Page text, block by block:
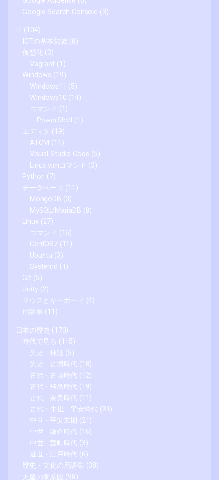
Google Search Console (3)
IT (104)
ICTの基本知識 (8)
仮想化 (3)
Vagrant (1)
Windows (19)
Windows11 (5)
Windows10 (14)
コマンド (1)
PowerShell
(1)
エディタ (19)
ATOM (11)
Visual Studio Code (5)
Linux vimコマンド (3)
Python (7)
データベース (11)
MongoDB (3)
MySQL/MariaDB (8)
Linux (27)
コマンド (16)
CentOS7(11)
Ubuntu (3)
Systemd (1)
Git (5)
Unity (2)
マウスとキーボード (4)
用語集 (11)
日本の歴史 (170)
時代で見る (115)
先史 - 神話 (5)
先史 - 古墳時代 (18)
古代 - 古墳時代 (12)
古代 - 飛鳥時代 (19)
古代 - 奈良時代 (11)
古代・中世 - 平安時代 (31)
中世 - 平安末期 (21)
中世 - 鎌倉時代 (16)
中世 - 室町時代 (3)
近世 - 江戸時代 (6)
歴史・文化の用語集 (38)
天皇の家系図 (98)